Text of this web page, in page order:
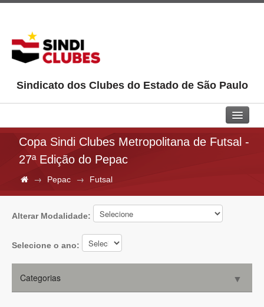
Sindicato dos Clubes do Estado de São Paulo
Home
Sindi Clubes
Jurídico
Universidade
Cultural
Copa Sindi Clubes Metropolitana de Futsal -
27ª Edição do Pepac
→ Pepac → Futsal
Alterar Modalidade:
Selecione o ano:
Categorias ▼